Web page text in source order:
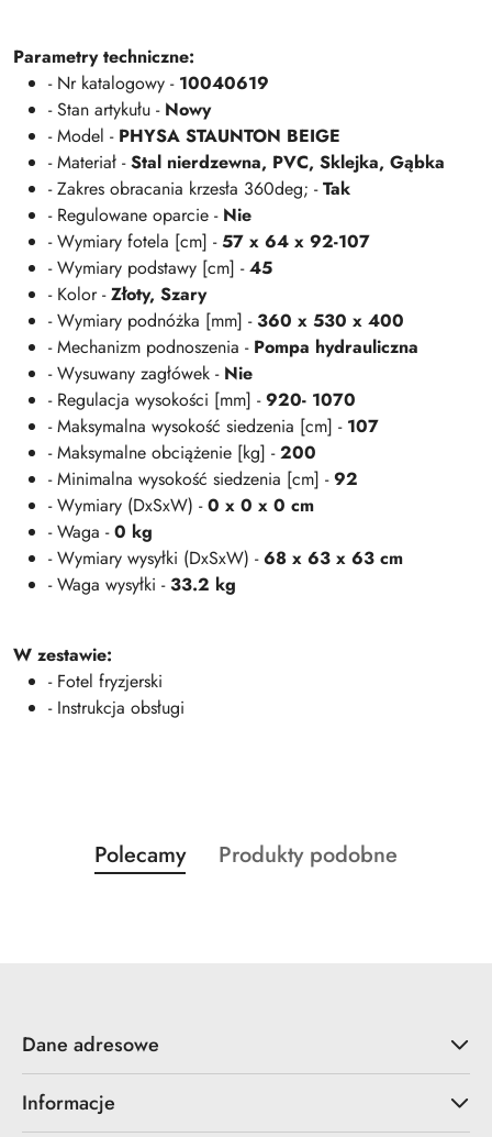
Parametry techniczne:
- Nr katalogowy - 10040619
- Stan artykułu - Nowy
- Model - PHYSA STAUNTON BEIGE
- Materiał -Stal nierdzewna, PVC, Sklejka, Gąbka
- Zakres obracania krzesła 360deg; -Tak
- Regulowane oparcie - Nie
- Wymiary fotela [cm] -57 x 64 x 92-107
- Wymiary podstawy [cm] -45
- Kolor -Złoty, Szary
- Wymiary podnóżka [mm] -360 x 530 x 400
- Mechanizm podnoszenia - Pompa hydrauliczna
- Wysuwany zagłówek - Nie
- Regulacja wysokości [mm] -920- 1070
- Maksymalna wysokość siedzenia [cm] - 107
- Maksymalne obciążenie [kg] -200
- Minimalna wysokość siedzenia [cm] -92
- Wymiary (DxSxW) -0 x 0 x 0 cm
- Waga -0 kg
- Wymiary wysyłki (DxSxW) -68 x 63 x 63 cm
- Waga wysyłki -33.2 kg
W zestawie:
- Fotel fryzjerski
- Instrukcja obsługi
Pomiń karuzelę produktów
Produkty
o
Polecamy
Produkty
Produkty podobne
Dane adresowe
Informacje